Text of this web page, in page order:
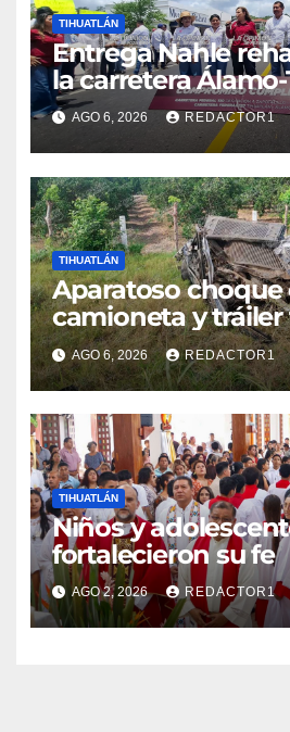
TIHUATLÁN
Entrega Nahle
la carretera
AGO 6, 2026 REDACTOR1
TIHUATLÁN
Aparatoso choque
camioneta y
con ambas
la carretera en
AGO 6, 2026 REDACTOR1
TIHUATLÁN
Niños y
fortalecieron su fe
AGO 2, 2026 REDACTOR1